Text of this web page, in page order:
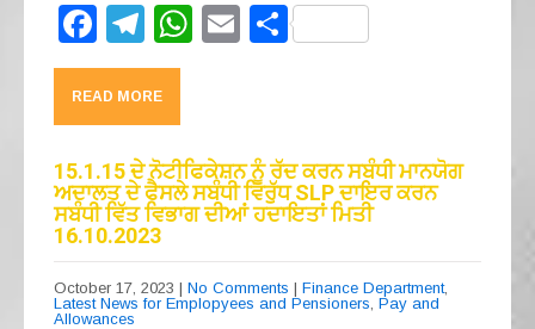
F
a
c
e
b
o
o
k
T
el
e
gr
a
m
W
A
p
p
E S
READ MORE
15.1.15 ਦੇ ਨੋਟੀਫਿਕੇਸ਼ਨ ਨੂੰ ਰੱਦ ਕਰਨ ਸਬੰਧੀ ਮਾਨਯੋਗ
ਅਦਾਲਤ ਦੇ ਫੈਸਲੇ ਸਬੰਧੀ ਵਿਰੁੱਧ SLP ਦਾਇਰ ਕਰਨ
ਸਬੰਧੀ ਵਿੱਤ ਵਿਭਾਗ ਦੀਆਂ ਹਦਾਇਤਾਂ ਮਿਤੀ
16.10.2023
October 17, 2023 | No Comments | Finance Department,
Latest News for Emplopyees and Pensioners Pay and
Allowances